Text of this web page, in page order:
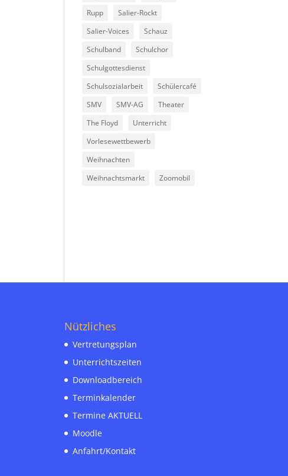
Rupp
Salier-Rockt
Salier-Voices
Schauz
Schulband
Schulchor
Schulgottesdienst
Schulsozialarbeit
Schülercafé
SMV
SMV-AG
Theater
The Floyd
Unterricht
Vorlesewettbewerb
Weihnachten
Weihnachtsmarkt
Zoomobil
Nützliches
Vertretungsplan
Unterrichtszeiten
Downloadbereich
Terminkalender
Termine AKTUELL
Moodle
Anfahrt/Kontakt